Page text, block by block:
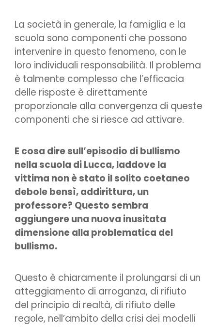
La società in generale, la famiglia e la
scuola sono componenti che possono
intervenire in questo fenomeno, con le
loro individuali responsabilità. Il problema
è talmente complesso che l’efficacia
delle risposte è direttamente
proporzionale alla convergenza di queste
componenti che si riesce ad attivare.
E cosa dire sull’episodio di bullismo
nella scuola di Lucca, laddove la
vittima non è stato il solito coetaneo
debole bensì, addirittura, un
professore? Questo sembra
aggiungere una nuova inusitata
dimensione alla problematica del
bullismo.
Questo è chiaramente il prolungarsi di un
atteggiamento di arroganza, di rifiuto
del principio di realtà, di rifiuto delle
regole, nell’ambito della crisi dei modelli